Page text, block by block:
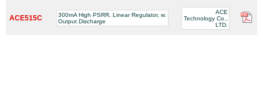
ACE515C
300mA High PSRR, Linear Regulator, w.
Output Discharge
ACE
Technology Co.,
LTD.